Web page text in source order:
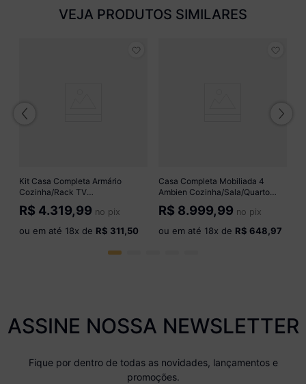
VEJA PRODUTOS SIMILARES
Kit Casa Completa Armário
Cozinha/Rack TV
75"/Aparador/Jogo Sofá
Multimóveis CR60010 Bc/Imb/Flo
R$ 4.319,99 no pix
ou em até 18x de R$ 311,50
Casa Completa Mobiliada 4
Ambien Cozinha/Sala/Quarto
Casal/Solteiro Multimóveis
CR60005 Bc/Nog/Off
R$ 8.999,99 no pix
ou em até 18x de R$ 648,97
ASSINE NOSSA NEWSLETTER
Fique por dentro de todas as novidades, lançamentos e
promoções.